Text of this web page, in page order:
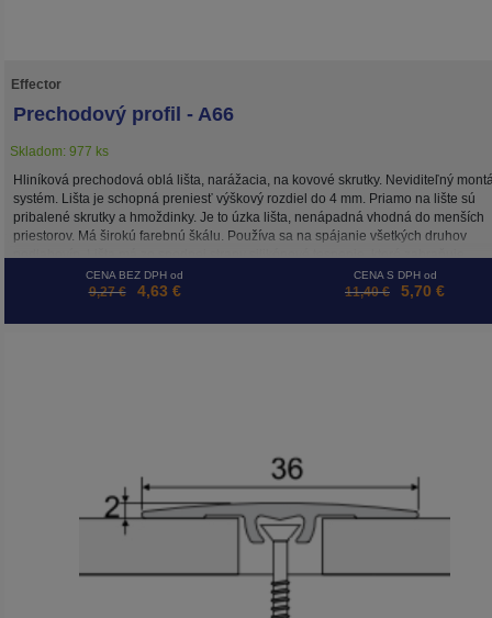
Effector
Prechodový profil - A66
Skladom: 977 ks
Hliníková prechodová oblá lišta, narážacia, na kovové skrutky. Neviditeľný
systém. Lišta je schopná preniesť výškový rozdiel do 4 mm. Priamo na lište sú
pribalené skrutky a hmoždinky. Je to úzka lišta, nenápadná vhodná do menších
priestorov. Má širokú farebnú škálu. Používa sa na spájanie všetkých druhov
podlahovín. Lišta má zo spodnej strany silikónové tesnenie, ktoré zabraňuje
klepaniu a vstupu prachu pod lištu.
CENA BEZ DPH od
9,27 € 4,63 €
CENA S DPH od
11,40 € 5,70 €